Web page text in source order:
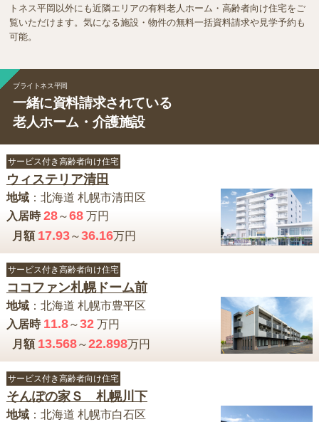
トネス平岡以外にも近隣エリアの有料老人ホーム・高齢者向け住宅をご
覧いただけます。気になる施設・物件の無料一括資料請求や見学予約も
可能。
ブライトネス平岡
一緒に資料請求されている
老人ホーム・介護施設
サービス付き高齢者向け住宅
ウィステリア清田
地域： 北海道 札幌市清田区
入居時 28～68万円
月額 17.93～36.16万円
サービス付き高齢者向け住宅
ココファン札幌ドーム前
地域： 北海道 札幌市豊平区
入居時 11.8～32万円
月額 13.568～22.898万円
サービス付き高齢者向け住宅
そんぽの家Ｓ 札幌川下
地域： 北海道 札幌市白石区